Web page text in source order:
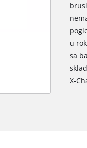
Potrebna
u
sa
X-